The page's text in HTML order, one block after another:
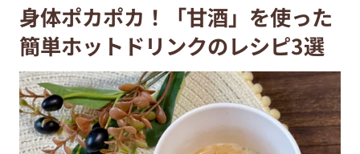
身体ポカポカ！「甘酒」を使った
簡単ホットドリンクのレシピ3選